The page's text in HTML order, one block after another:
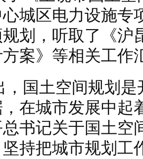
心城区电力设施
划，听取了《沪
案》等相关工作
，国土空间规划
在城市发展中起
书记关于国土空
持把城市规划工